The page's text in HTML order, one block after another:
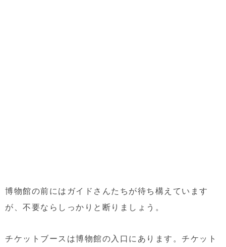
博物館の前にはガイドさんたちが待ち構えています
が、不要ならしっかりと断りましょう。
チケットブースは博物館の入口にあります。チケット